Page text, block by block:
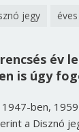
jegy
év
is úgy
ben,
a Disznó